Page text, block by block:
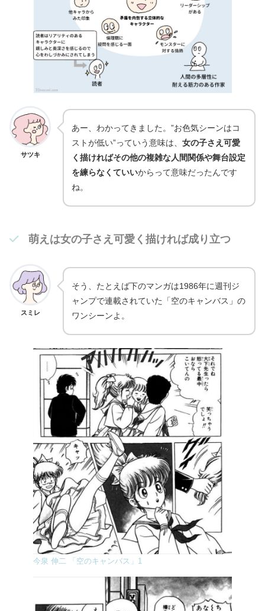
サツキ
あー、わかってきました。”お色気シーンはコ
ストが低い”っていう意味は、 女の子さえ可愛
く描ければその他の複雑な人間関係や舞台設定
を練らなくていいからって意味だったんです
ね。
萌えは女の子さえ可愛く描ければ成り立つ
スミレ
そう、たとえば下のマンガは1986年に週刊ジ
ャンプで連載されていた「空のキャンバス」の
ワンシーンよ。
今泉 伸二 「空のキャンバス」1